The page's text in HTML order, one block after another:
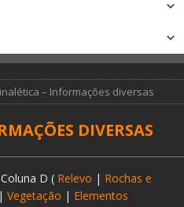
– Informações diversas
DIVERSAS
D ( Relevo | Rochas e
| Vegetação | Elementos